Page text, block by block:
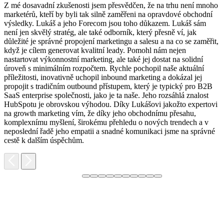
Z mé dosavadní zkušenosti jsem přesvědčen, že na trhu není mnoho
marketérů, kteří by byli tak silně zaměřeni na opravdové obchodní
výsledky. Lukáš a jeho Forecom jsou toho důkazem. Lukáš sám
není jen skvělý stratég, ale také odborník, který přesně ví, jak
důležité je správné propojení marketingu a salesu a na co se zaměřit,
když je cílem generovat kvalitní leady. Pomohl nám nejen
nastartovat výkonnostní marketing, ale také jej dostat na solidní
úroveň s minimálním rozpočtem. Rychle pochopil naše aktuální
příležitosti, inovativně uchopil inbound marketing a dokázal jej
propojit s tradičním outbound přístupem, který je typický pro B2B
SaaS enterprise společnosti, jako je ta naše. Jeho rozsáhlá znalost
HubSpotu je obrovskou výhodou. Díky Lukášovi jakožto expertovi
na growth marketing vím, že díky jeho obchodnímu přesahu,
komplexnímu myšlení, širokému přehledu o nových trendech a v
neposlední řadě jeho empatii a snadné komunikaci jsme na správné
cestě k dalším úspěchům.